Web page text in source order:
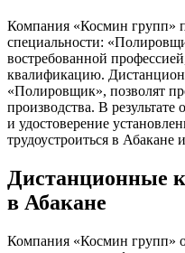
Компания «Космин групп»
специальности:
востребованной
квалификацию.
«Полировщик», позволят
производства. В результате
и удостоверение
трудоустроиться в
Дистанционные
в Абакане
Компания «Космин групп»